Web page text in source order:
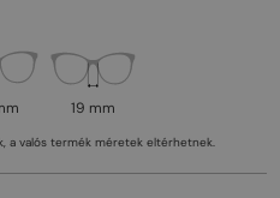
19 mm
a valós termék méretek eltérhetnek.